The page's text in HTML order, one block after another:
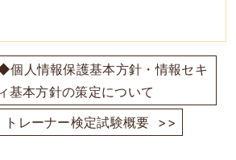
人情報保護基本方針・情報セキ
基本方針の策定について
レーナー検定試験概要 >>